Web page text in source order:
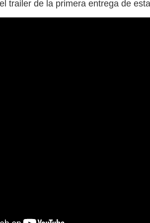
trailer de la primera entrega de